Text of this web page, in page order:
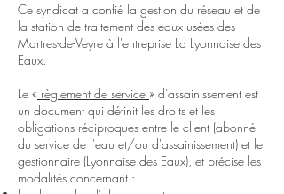
Ce syndicat a confié la gestion du réseau et de
la station de traitement des eaux usées des
Martres-de-Veyre à l'entreprise La Lyonnaise des
Eaux.
Le « règlement de service » d’assainissement est
un document qui définit les droits et les
obligations réciproques entre le client (abonné
du service de l'eau et/ou d'assainissement) et le
gestionnaire (Lyonnaise des Eaux), et précise les
modalités concernant :